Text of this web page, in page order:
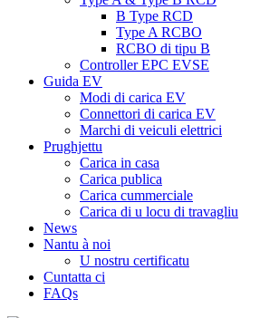
B Type RCD
Type A RCBO
RCBO di tipu B
Controller EPC EVSE
Guida EV
Modi di carica EV
Connettori di carica EV
Marchi di veiculi elettrici
Prughjettu
Carica in casa
Carica publica
Carica cummerciale
Carica di u locu di travagliu
News
Nantu à noi
U nostru certificatu
Cuntatta ci
FAQs